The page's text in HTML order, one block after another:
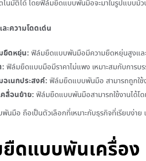
นมัติได้ โดยฟิล์มยืดแบบพันมือจะมาในรูปแบบม้วน
ความโดดเด่น
ยืดหยุ่น: ฟิล์มยืดแบบพันมือมีความยืดหยุ่นสูงและ
: ฟิล์มยืดแบบมือมีราคาไม่แพง เหมาะสมกับการบร
อเนกประสงค์: ฟิล์มยืดแบบพันมือ สามารถถูกใช้
คลื่อนย้าย: ฟิล์มยืดแบบพันมือสามารถใช้งานได้โด
มือ ถือเป็นตัวเลือกที่เหมาะกับธุรกิจที่เรียบง่าย
ดแบบพันเครื่อง